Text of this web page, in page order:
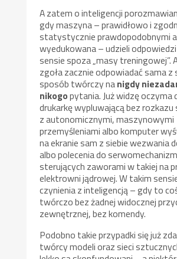
A zatem o inteligencji
gdy maszyna – prawidłowo i
statystycznie prawdopodobnymi
wyedukowana – udzieli
sensie spoza „masy treningowej”.
zgoła zacznie odpowiadać sama z
sposób twórczy nanigdy
nikogopytania. Już widzę oczyma
drukarkę wypluwającą bez
z autonomicznymi, maszynowymi
przemyśleniami albo komputer
na ekranie sam z siebie wezwania
albo polecenia do
sterujących zaworami w takiej na
elektrowni jądrowej. W takim
czynienia z inteligencją – gdy to
twórczo bez żadnej widocznej
zewnętrznej, bez komendy.
Podobno takie przypadki się już
twórcy modeli oraz sieci